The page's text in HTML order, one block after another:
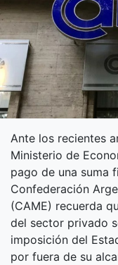
Ante los recientes
Ministerio de
pago de una suma
Confederación
(CAME) recuerda
del sector privado
imposición del
por fuera de su